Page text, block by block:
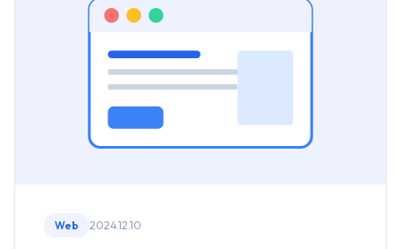
Web 2024.12.10